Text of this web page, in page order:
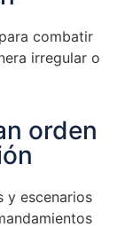
combatir
irregular o
orden
y escenarios